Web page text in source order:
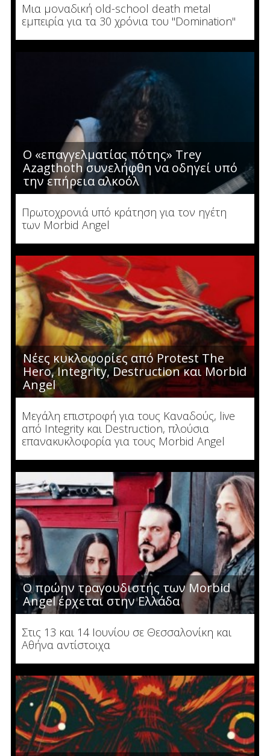
Μια μοναδική old-school death metal
εμπειρία για τα 30 χρόνια του "Domination"
O «επαγγελματίας πότης» Trey
Azagthoth συνελήφθη να οδηγεί υπό
την επήρεια αλκοόλ
Πρωτοχρονιά υπό κράτηση για τον ηγέτη
των Morbid Angel
Νέες κυκλοφορίες από Protest The
Hero, Integrity, Destruction και Morbid
Angel
Μεγάλη επιστροφή για τους Καναδούς, live
από Integrity και Destruction, πλούσια
επανακυκλοφορία για τους Morbid Angel
Ο πρώην τραγουδιστής των Morbid
Angel έρχεται στην Ελλάδα
Στις 13 και 14 Ιουνίου σε Θεσσαλονίκη και
Αθήνα αντίστοιχα